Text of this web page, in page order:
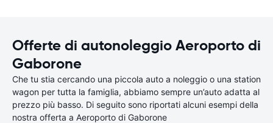
Offerte di autonoleggio Aeroporto di
Gaborone
Che tu stia cercando una piccola auto a noleggio o una station
wagon per tutta la famiglia, abbiamo sempre un’auto adatta al
prezzo più basso. Di seguito sono riportati alcuni esempi della
nostra offerta a Aeroporto di Gaborone